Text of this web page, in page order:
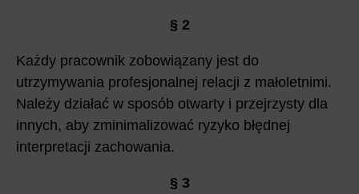
§ 2
Każdy pracownik zobowiązany jest do
utrzymywania profesjonalnej relacji z małoletnimi.
Należy działać w sposób otwarty i przejrzysty dla
innych, aby zminimalizować ryzyko błędnej
interpretacji zachowania.
§ 3